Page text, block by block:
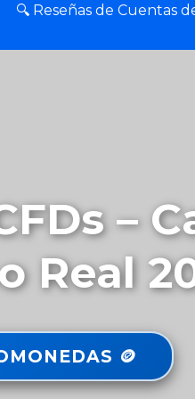
🔍 Reseñas de Cuentas
–
Real
🪙